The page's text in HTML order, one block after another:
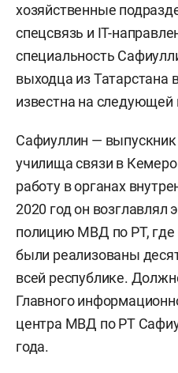
хозяйственные
спецсвязь и IT-
специальность
выходца из Татарстана
известна на следующей
Сафиуллин —
училища связи в
работу в органах
2020 год он возглавлял
полицию МВД по РТ, где
были реализованы
всей республике.
Главного
центра МВД по РТ
года.